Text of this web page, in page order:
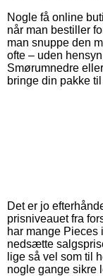
Nogle få online
når man bestiller
man snuppe den
ofte – uden
Smørumnedre
bringe din pakke
Det er jo
prisniveauet fra
har mange Pieces
nedsætte
lige så vel som til
nogle gange sikre